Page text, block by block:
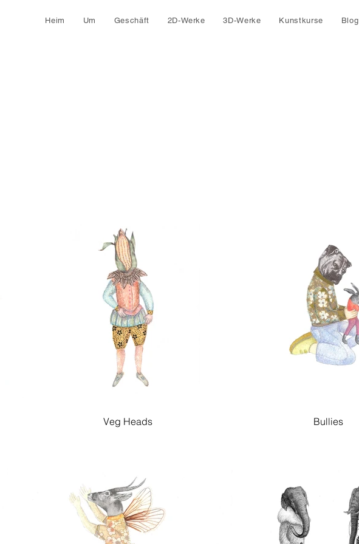
Heim Um Geschäft 2D-Werke 3D-Werke Kunstkurse Blog
Veg Heads Bullies